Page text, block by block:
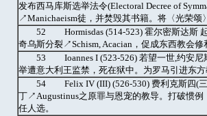
发布西马库斯选举法令(Electoral Decree of
↗Manichaeism徒，并焚毁其书籍。将〈光荣颂
52 Hormisdas (514-523) 霍尔密斯达斯 起
奇乌斯分裂↗Schism, Acacian，促成东西教会修
53 Ioannes I (523-526) 若望一世,约安尼
举遭意大利王监禁，死在狱中。为罗马引进东
54 Felix IV (III) (526-530) 费利克斯四(三
丁↗Augustinus之原罪与恩宠的教导。打破惯
任人选。